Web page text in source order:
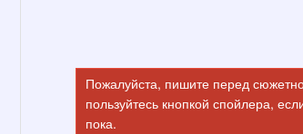
Пожалуйста, пишите перед
пользуйтесь кнопкой спойлера,
пока.